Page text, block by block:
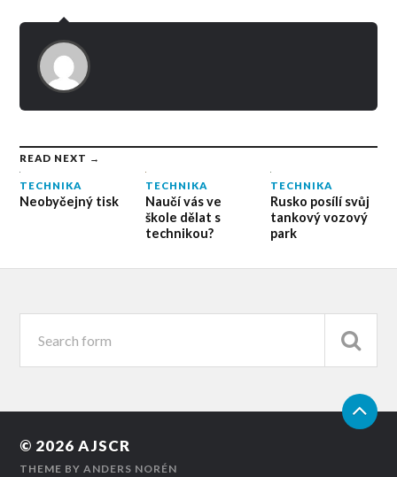
READ NEXT →
TECHNIKA
Neobyčejný tisk
TECHNIKA
Naučí vás ve
škole dělat s
technikou?
TECHNIKA
Rusko posílí svůj
tankový vozový
park
© 2026AJSCR
THEME BYANDERS NORÉN